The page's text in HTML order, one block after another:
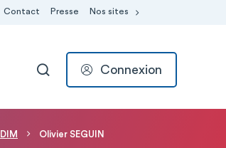
Contact Presse Nos sites
RECHERCHER
Connexion
DIM Olivier SEGUIN